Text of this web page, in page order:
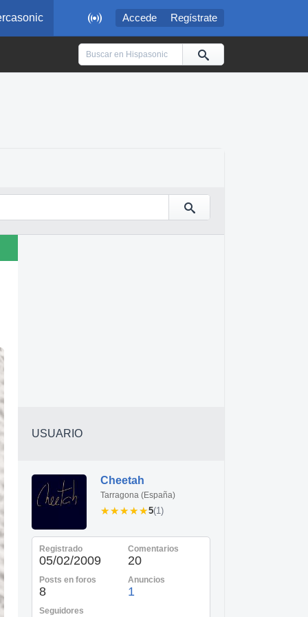
 Accede Regístrate
USUARIO
Cheetah
Tarragona (España)
★★★★★
★★★★★5(1)
Registrado
05/02/2009
Comentarios
20
Posts en foros
8
Anuncios
1
Seguidores